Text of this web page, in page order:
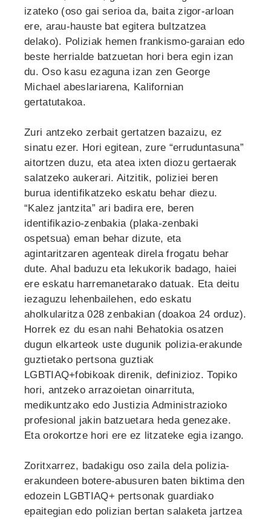
izateko (oso gai serioa da, baita zigor-arloan
ere, arau-hauste bat egitera bultzatzea
delako). Poliziak hemen frankismo-garaian edo
beste herrialde batzuetan hori bera egin izan
du. Oso kasu ezaguna izan zen George
Michael abeslariarena, Kalifornian
gertatutakoa.
Zuri antzeko zerbait gertatzen bazaizu, ez
sinatu ezer. Hori egitean, zure “erruduntasuna”
aitortzen duzu, eta atea ixten diozu gertaerak
salatzeko aukerari. Aitzitik, poliziei beren
burua identifikatzeko eskatu behar diezu.
“Kalez jantzita” ari badira ere, beren
identifikazio-zenbakia (plaka-zenbaki
ospetsua) eman behar dizute, eta
agintaritzaren agenteak direla frogatu behar
dute. Ahal baduzu eta lekukorik badago, haiei
ere eskatu harremanetarako datuak. Eta deitu
iezaguzu lehenbailehen, edo eskatu
aholkularitza 028 zenbakian (doakoa 24 orduz).
Horrek ez du esan nahi Behatokia osatzen
dugun elkarteok uste dugunik polizia-erakunde
guztietako pertsona guztiak
LGBTIAQ+fobikoak direnik, definizioz. Topiko
hori, antzeko arrazoietan oinarrituta,
medikuntzako edo Justizia Administrazioko
profesional jakin batzuetara heda genezake.
Eta orokortze hori ere ez litzateke egia izango.
Zoritxarrez, badakigu oso zaila dela polizia-
erakundeen botere-abusuren baten biktima den
edozein LGBTIAQ+ pertsonak guardiako
epaitegian edo polizian bertan salaketa jartzea